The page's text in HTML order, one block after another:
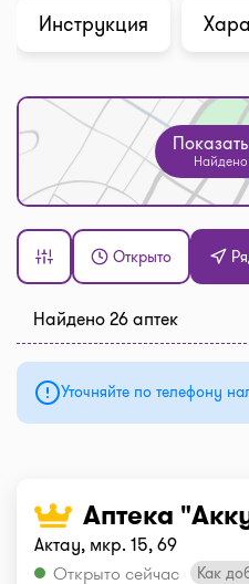
Инструкция
Найдено
Открыто
Найдено 26 аптек
Уточняйте по телефону
Аптека
Актау, мкр. 15, 69
Открыто сейчас
Как